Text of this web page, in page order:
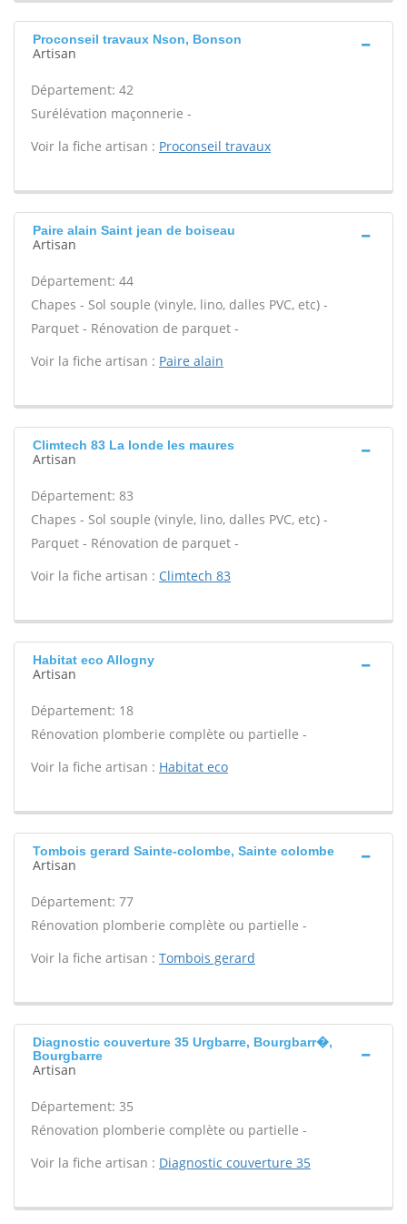
Proconseil travaux Nson, Bonson
Artisan
Département: 42
Surélévation maçonnerie -
Voir la fiche artisan : Proconseil travaux
Paire alain Saint jean de boiseau
Artisan
Département: 44
Chapes - Sol souple (vinyle, lino, dalles PVC, etc) -
Parquet - Rénovation de parquet -
Voir la fiche artisan : Paire alain
Climtech 83 La londe les maures
Artisan
Département: 83
Chapes - Sol souple (vinyle, lino, dalles PVC, etc) -
Parquet - Rénovation de parquet -
Voir la fiche artisan : Climtech 83
Habitat eco Allogny
Artisan
Département: 18
Rénovation plomberie complète ou partielle -
Voir la fiche artisan : Habitat eco
Tombois gerard Sainte-colombe, Sainte colombe
Artisan
Département: 77
Rénovation plomberie complète ou partielle -
Voir la fiche artisan : Tombois gerard
Diagnostic couverture 35 Urgbarre, Bourgbarr�,
Bourgbarre
Artisan
Département: 35
Rénovation plomberie complète ou partielle -
Voir la fiche artisan : Diagnostic couverture 35